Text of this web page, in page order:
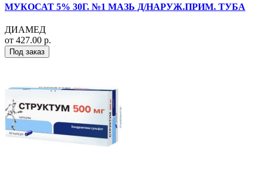
МУКОСАТ 5% 30Г. №1 МАЗЬ Д/НАРУЖ.ПРИМ. ТУБА
ДИАМЕД
от 427.00 р.
Под заказ